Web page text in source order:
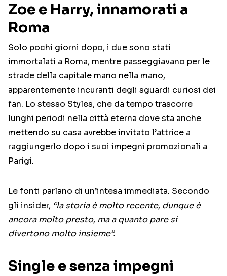
Zoe e Harry, innamorati a
Roma
Solo pochi giorni dopo, i due sono stati
immortalati a Roma, mentre passeggiavano per le
strade della capitale mano nella mano,
apparentemente incuranti degli sguardi curiosi dei
fan. Lo stesso Styles, che da tempo trascorre
lunghi periodi nella città eterna dove sta anche
mettendo su casa avrebbe invitato l’attrice a
raggiungerlo dopo i suoi impegni promozionali a
Parigi.
Le fonti parlano di un’intesa immediata. Secondo
gli insider, “la storia è molto recente, dunque è
ancora molto presto, ma a quanto pare si
divertono molto insieme”.
Single e senza impegni